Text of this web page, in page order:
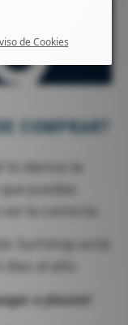
COMPRAR?
damos la
puedas
la correcta.
Surfshop está
al año.
a plazos!
de Cookies